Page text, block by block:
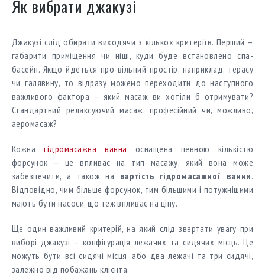
Як вибрати джакузі
Джакузі слід обирати виходячи з кількох критеріїв. Перший –
габарити приміщення чи ніші, куди буде встановлено спа-
басейн. Якщо йдеться про вільний простір, наприклад, терасу
чи галявину, то відразу можемо переходити до наступного
важливого фактора – який масаж ви хотіли б отримувати?
Стандартний релаксуючий масаж, професійний чи, можливо,
аеромасаж?
Кожнагідромасажна ванна оснащена певною кількістю
форсунок – це впливає на тип масажу, який вона може
забезпечити, а також на вартість гідромасажної ванни.
Відповідно, чим більше форсунок, тим більшими і потужнішими
мають бути насоси, що теж впливає на ціну.
Ще один важливий критерій, на який слід звертати увагу при
виборі джакузі – конфігурація лежачих та сидячих місць. Це
можуть бути всі сидячі місця, або два лежачі та три сидячі,
залежно від побажань клієнта.